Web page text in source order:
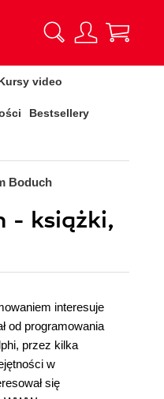
video
Bestsellery
Boduch
- książki,
interesuje
od programowania
przez kilka
w
się